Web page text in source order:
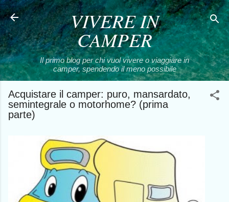
Passa ai contenuti principali
VIVERE IN
CAMPER
Il primo blog per chi vuol vivere o viaggiare in
camper, spendendo il meno possibile
Acquistare il camper: puro, mansardato,
semintegrale o motorhome? (prima
parte)